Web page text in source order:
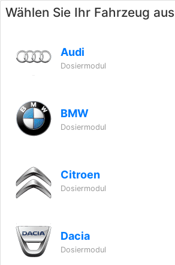
Wählen Sie Ihr Fahrzeug aus
Audi
Dosiermodul
BMW
Dosiermodul
Citroen
Dosiermodul
Dacia
Dosiermodul